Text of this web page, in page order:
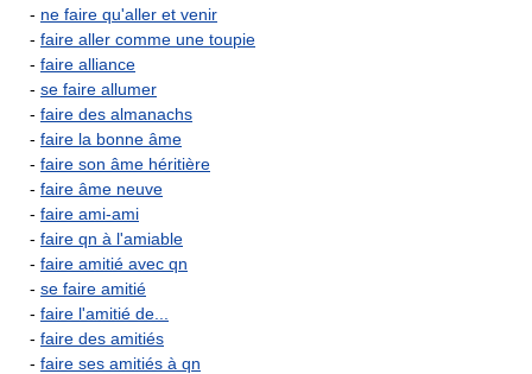
- ne faire qu'aller et venir
- faire aller comme une toupie
- faire alliance
- se faire allumer
- faire des almanachs
- faire la bonne âme
- faire son âme héritière
- faire âme neuve
- faire ami-ami
- faire qn à l'amiable
- faire amitié avec qn
- se faire amitié
- faire l'amitié de...
- faire des amitiés
- faire ses amitiés à qn